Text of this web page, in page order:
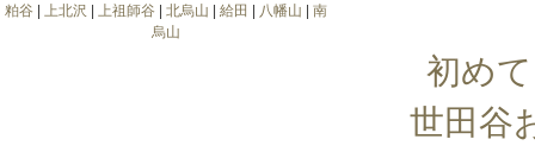
粕谷
上北沢 上祖師谷 北烏山 給田 八幡山
南
烏山
初め
世田谷